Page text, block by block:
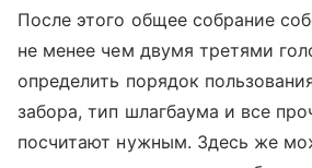
После этого общее собрание
не менее чем двумя третями
определить порядок
забора, тип шлагбаума и все
посчитают нужным. Здесь же